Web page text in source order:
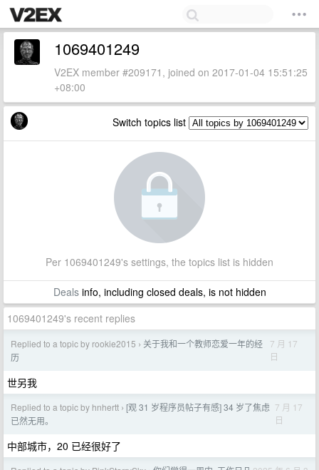
1069401249
V2EX member #209171, joined on 2017-01-04 15:51:25
+08:00
Switch topics list
Per 1069401249's settings, the topics list is hidden
Dealsinfo, including closed deals, is not hidden
1069401249's recent replies
Replied to a topic by rookie2015 › 关于我和一个教师恋爱一年的经
历
7 月 17
日
世另我
Replied to a topic by hnhertt › [观 31 岁程序员帖子有感] 34 岁了焦虑
已然无用。
7 月 17
日
中部城市，20 已经很好了